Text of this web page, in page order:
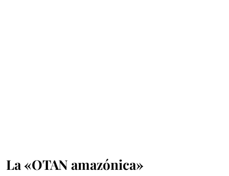
La «OTAN amazónica»